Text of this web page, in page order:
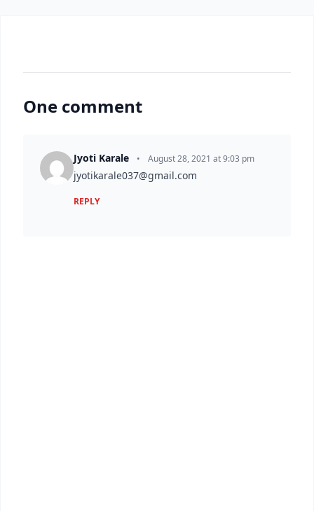
One comment
Jyoti Karale • August 28, 2021 at 9:03 pm
jyotikarale037@gmail.com
REPLY